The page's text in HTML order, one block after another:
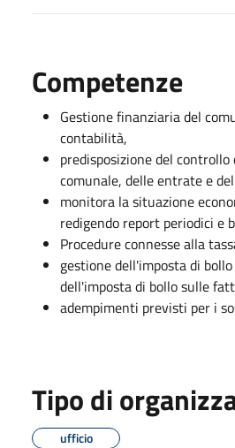
Competenze
Gestione finanziaria del
contabilità,
predisposizione del controllo
comunale, delle entrate e
monitora la situazione
redigendo report periodici e
Procedure connesse alla
gestione dell'imposta di
dell'imposta di bollo sulle
adempimenti previsti per i
Tipo di
ufficio